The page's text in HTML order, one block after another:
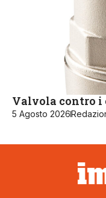
Valvola contro i
5 Agosto 2026